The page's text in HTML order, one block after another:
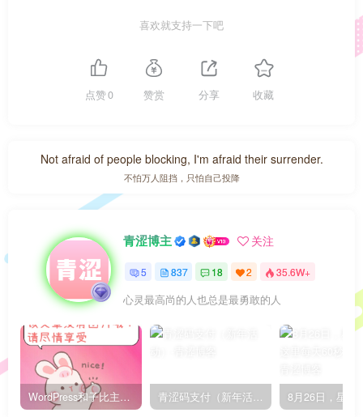
喜欢就支持一下吧
点赞0 赞赏 分享 收藏
Not afraid of people blocking, I'm afraid their surrender.
不怕万人阻挡，只怕自己投降
青涩博主 关注
5 837 18 2 35.6W+
心灵最高尚的人也总是最勇敢的人
WordPress和子比主题模板&网站美化方法教程-已更新到:23-01-8 青涩码支付（新年活动）